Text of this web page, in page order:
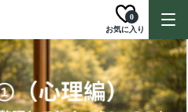
お気に入り
0